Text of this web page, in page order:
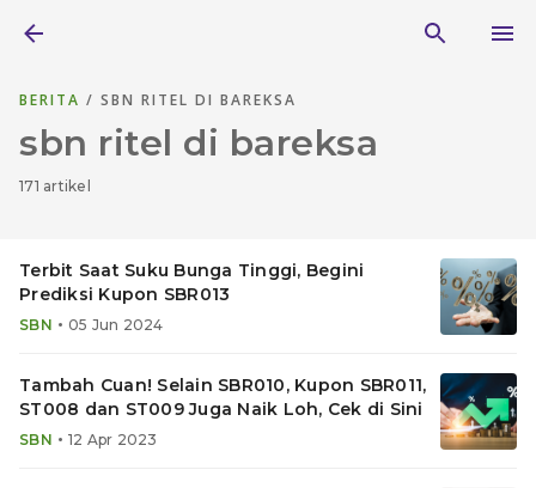
BERITA / SBN RITEL DI BAREKSA
sbn ritel di bareksa
171 artikel
Terbit Saat Suku Bunga Tinggi, Begini
Prediksi Kupon SBR013
SBN • 05 Jun 2024
Tambah Cuan! Selain SBR010, Kupon SBR011,
ST008 dan ST009 Juga Naik Loh, Cek di Sini
SBN • 12 Apr 2023